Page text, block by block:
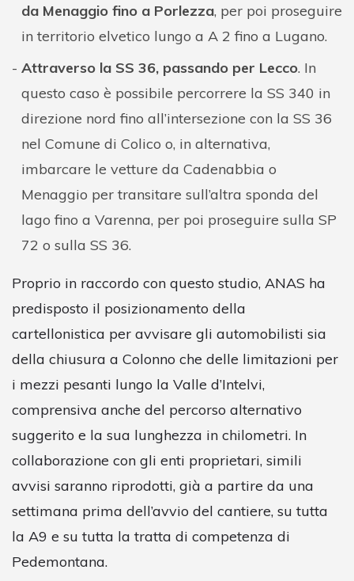
da Menaggio fino a Porlezza, per poi proseguire
in territorio elvetico lungo a A 2 fino a Lugano.
Attraverso la SS 36, passando per Lecco. In
questo caso è possibile percorrere la SS 340 in
direzione nord fino all’intersezione con la SS 36
nel Comune di Colico o, in alternativa,
imbarcare le vetture da Cadenabbia o
Menaggio per transitare sull’altra sponda del
lago fino a Varenna, per poi proseguire sulla SP
72 o sulla SS 36.
Proprio in raccordo con questo studio, ANAS ha
predisposto il posizionamento della
cartellonistica per avvisare gli automobilisti sia
della chiusura a Colonno che delle limitazioni per
i mezzi pesanti lungo la Valle d’Intelvi,
comprensiva anche del percorso alternativo
suggerito e la sua lunghezza in chilometri. In
collaborazione con gli enti proprietari, simili
avvisi saranno riprodotti, già a partire da una
settimana prima dell’avvio del cantiere, su tutta
la A9 e su tutta la tratta di competenza di
Pedemontana.